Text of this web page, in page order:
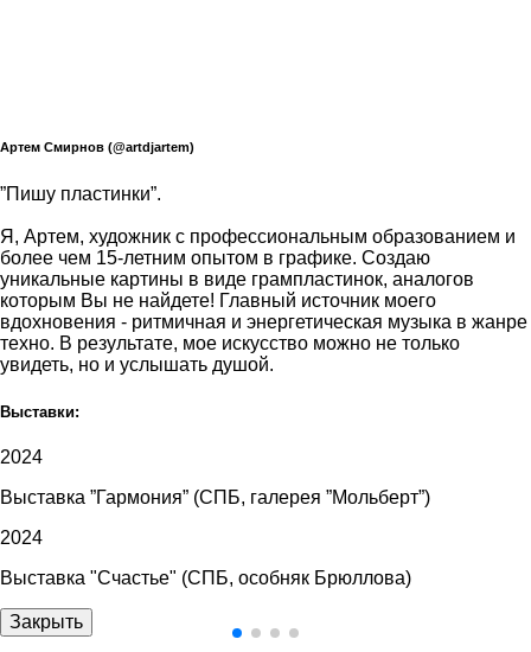
Артем Смирнов (@artdjartem)
”Пишу пластинки”.
Я, Артем, художник с профессиональным образованием и
более чем 15-летним опытом в графике. Создаю
уникальные картины в виде грампластинок, аналогов
которым Вы не найдете! Главный источник моего
вдохновения - ритмичная и энергетическая музыка в жанре
техно. В результате, мое искусство можно не только
увидеть, но и услышать душой.
Выставки:
2024
Выставка ”Гармония” (СПБ, галерея ”Мольберт”)
2024
Выставка "Счастье" (СПБ, особняк Брюллова)
Закрыть